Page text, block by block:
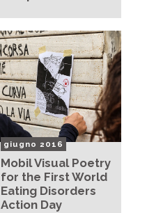
giugno 2016
Mobil Visual Poetry
for the First World
Eating Disorders
Action Day